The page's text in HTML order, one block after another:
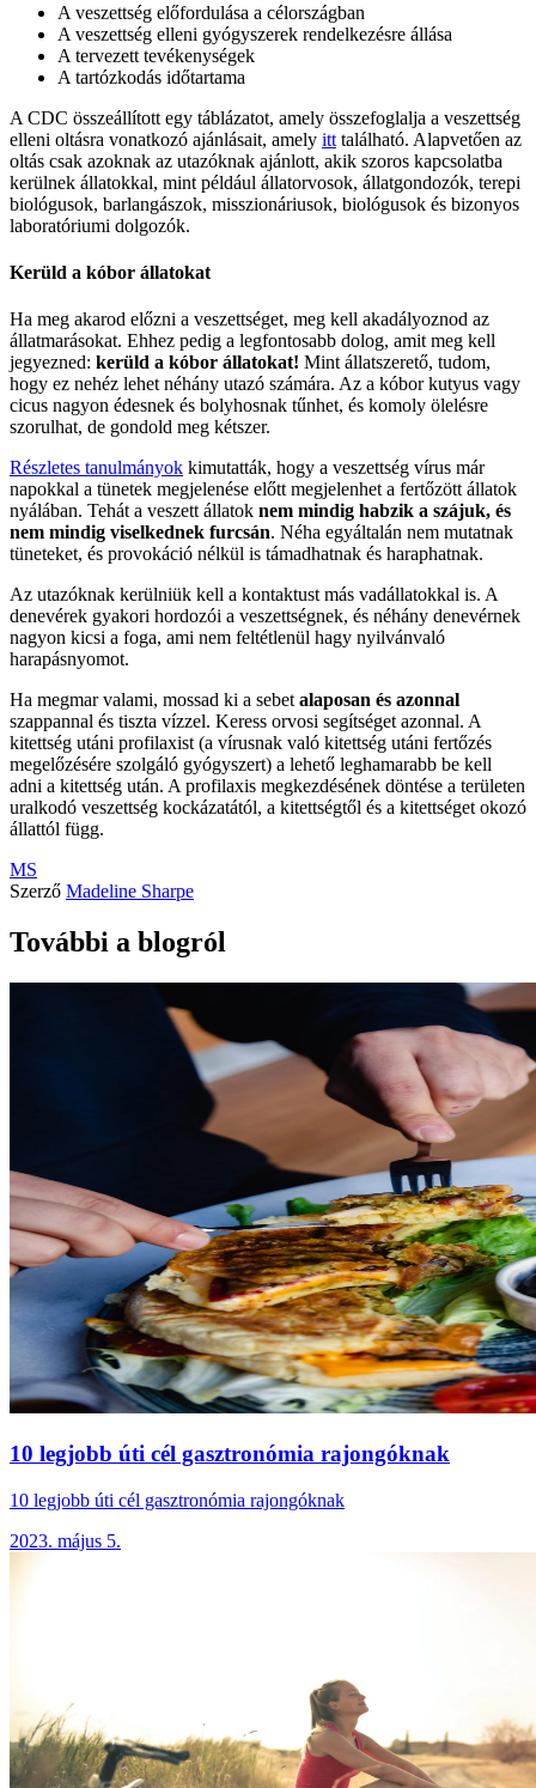
A veszettség előfordulása a célországban
A veszettség elleni gyógyszerek rendelkezésre állása
A tervezett tevékenységek
A tartózkodás időtartama
A CDC összeállított egy táblázatot, amely összefoglalja a veszettség
elleni oltásra vonatkozó ajánlásait, amely itt található. Alapvetően az
oltás csak azoknak az utazóknak ajánlott, akik szoros kapcsolatba
kerülnek állatokkal, mint például állatorvosok, állatgondozók, terepi
biológusok, barlangászok, misszionáriusok, biológusok és bizonyos
laboratóriumi dolgozók.
Kerüld a kóbor állatokat
Ha meg akarod előzni a veszettséget, meg kell akadályoznod az
állatmarásokat. Ehhez pedig a legfontosabb dolog, amit meg kell
jegyezned: kerüld a kóbor állatokat! Mint állatszerető, tudom,
hogy ez nehéz lehet néhány utazó számára. Az a kóbor kutyus vagy
cicus nagyon édesnek és bolyhosnak tűnhet, és komoly ölelésre
szorulhat, de gondold meg kétszer.
Részletes tanulmányok kimutatták, hogy a veszettség vírus már
napokkal a tünetek megjelenése előtt megjelenhet a fertőzött állatok
nyálában. Tehát a veszett állatok nem mindig habzik a szájuk, és
nem mindig viselkednek furcsán. Néha egyáltalán nem mutatnak
tüneteket, és provokáció nélkül is támadhatnak és haraphatnak.
Az utazóknak kerülniük kell a kontaktust más vadállatokkal is. A
denevérek gyakori hordozói a veszettségnek, és néhány denevérnek
nagyon kicsi a foga, ami nem feltétlenül hagy nyilvánvaló
harapásnyomot.
Ha megmar valami, mossad ki a sebet alaposan és azonnal
szappannal és tiszta vízzel. Keress orvosi segítséget azonnal. A
kitettség utáni profilaxist (a vírusnak való kitettség utáni fertőzés
megelőzésére szolgáló gyógyszert) a lehető leghamarabb be kell
adni a kitettség után. A profilaxis megkezdésének döntése a területen
uralkodó veszettség kockázatától, a kitettségtől és a kitettséget okozó
állattól függ.
MS
Szerző Madeline Sharpe
További a blogról
10 legjobb úti cél gasztronómia rajongóknak
10 legjobb úti cél gasztronómia rajongóknak
2023. május 5.